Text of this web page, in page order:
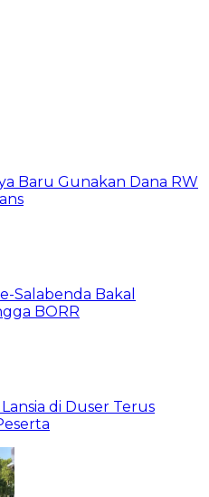
Baru Gunakan Dana RW
Salabenda Bakal
BORR
di Duser Terus